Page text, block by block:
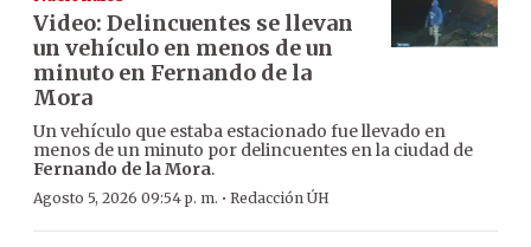
Video: Delincuentes se llevan
un vehículo en menos de un
minuto en Fernando de la
Mora
Un vehículo que estaba estacionado fue llevado en
menos de un minuto por delincuentes en la ciudad de
Fernando de la Mora.
Agosto 5, 2026 09:54 p. m. · Redacción ÚH